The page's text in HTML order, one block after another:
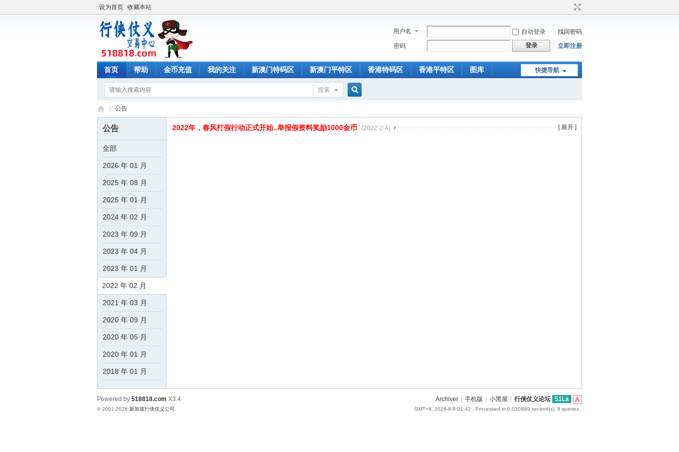
设为首页 收藏本站
用户名 自动登录
找回密码
密码
登录 立即注册
快捷导航
首页 帮助 金币充值 我的关注 新澳门特码区 新澳门平特区 香港特码区 香港平特区 图库
搜索
侠
›
公告
2022年，春风打假行动正式开始..举报假资料奖励1000金币 (2022-2-4) [ 展开 ]
公告
全部
2026 年 01 月
2025 年 08 月
2025 年 01 月
2024 年 02 月
2023 年 09 月
2023 年 04 月
2023 年 01 月
2022 年 02 月
2021 年 03 月
2020 年 09 月
2020 年 05 月
2020 年 01 月
2018 年 01 月
Archiver 手机版 小黑屋 行侠仗义论坛 51La
GMT+8, 2026-8-9 01:42 , Processed in 0.030889 second(s), 8 queries .
Powered by 518818.com X3.4
© 2001-2026 新加坡行侠仗义公司